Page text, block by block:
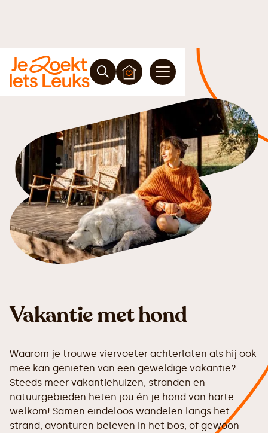
Vakantie met hond
Waarom je trouwe viervoeter achterlaten als hij ook
mee kan genieten van een geweldige vakantie?
Steeds meer vakantiehuizen, stranden en
natuurgebieden heten jou én je hond van harte
welkom! Samen eindeloos wandelen langs het
strand, avonturen beleven in het bos, of gewoon